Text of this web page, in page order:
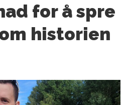
for å spre
historien